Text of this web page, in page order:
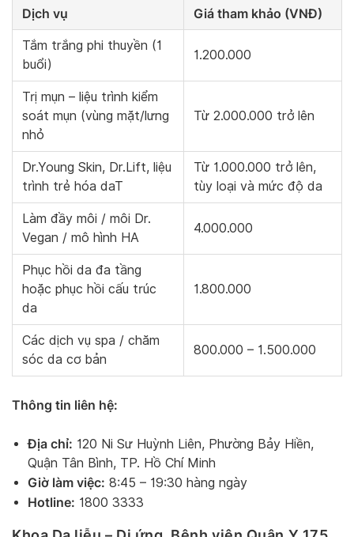
Dịch vụ Giá tham khảo (VNĐ)
Tắm trắng phi thuyền (1
buổi)
1.200.000
Trị mụn – liệu trình kiểm
soát mụn (vùng mặt/lưng
nhỏ
Từ 2.000.000 trở lên
Dr.Young Skin, Dr.Lift, liệu
trình trẻ hóa daT
Từ 1.000.000 trở lên,
tùy loại và mức độ da
Làm đầy môi / môi Dr.
Vegan / mô hình HA
4.000.000
Phục hồi da đa tầng
hoặc phục hồi cấu trúc
da
1.800.000
Các dịch vụ spa / chăm
sóc da cơ bản
800.000 – 1.500.000
Thông tin liên hệ:
Địa chỉ: 120 Ni Sư Huỳnh Liên, Phường Bảy Hiền,
Quận Tân Bình, TP. Hồ Chí Minh
Giờ làm việc: 8:45 – 19:30 hàng ngày
Hotline: 1800 3333